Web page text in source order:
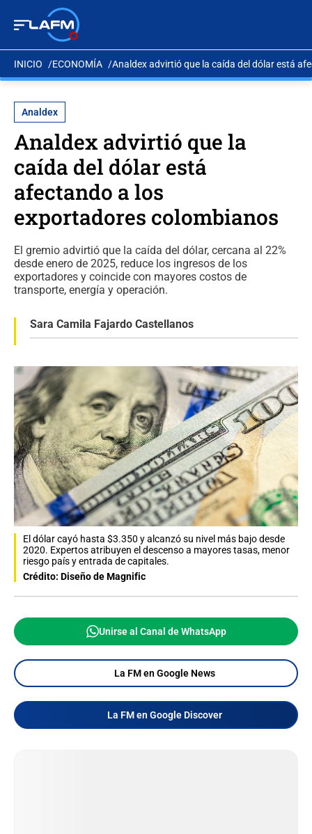
INICIO ECONOMÍA Analdex advirtió que la caída del dólar está
Analdex
Analdex advirtió que la
caída del dólar está
afectando a los
exportadores colombianos
El gremio advirtió que la caída del dólar, cercana al 22%
desde enero de 2025, reduce los ingresos de los
exportadores y coincide con mayores costos de
transporte, energía y operación.
Sara Camila Fajardo Castellanos
El dólar cayó hasta $3.350 y alcanzó su nivel más bajo desde
2020. Expertos atribuyen el descenso a mayores tasas, menor
riesgo país y entrada de capitales.
Crédito: Diseño de Magnific
Unirse al Canal de WhatsApp
La FM en Google News
La FM en Google Discover